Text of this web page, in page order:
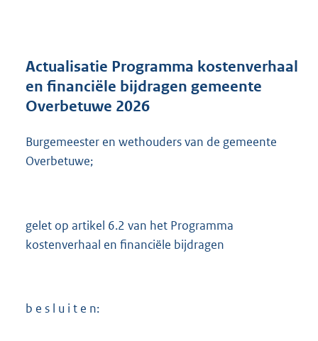
r
o
b
Actualisatie Programma kostenverhaal
en financiële bijdragen gemeente
Overbetuwe 2026
Burgemeester en wethouders van de gemeente
Overbetuwe;
gelet op artikel 6.2 van het Programma
kostenverhaal en financiële bijdragen
b e s l u i t e n: